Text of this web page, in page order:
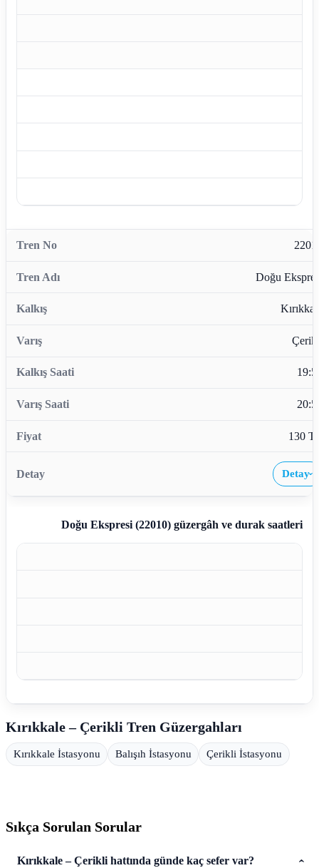
Doğu
130
Detay›
Doğu Ekspresi (22010)güzergâh ve durak saatleri
Kırıkkale – Çerikli Tren Güzergahları
Kırıkkale İstasyonu Balışıh İstasyonu Çerikli İstasyonu
Sıkça Sorulan Sorular
Kırıkkale – Çerikli hattında günde kaç sefer var?